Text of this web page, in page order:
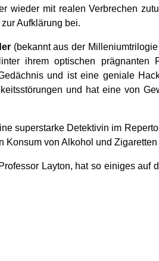
wieder mit realen Verbrechen
Aufklärung bei.
(bekannt aus der
ihrem optischen prägnanten
und ist eine geniale
und hat eine von
superstarke Detektivin im
Konsum von Alkohol und
Layton, hat so einiges